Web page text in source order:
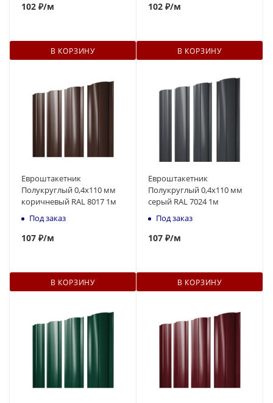
102 ₽/м
В КОРЗИНУ
102 ₽/м
В КОРЗИНУ
Евроштакетник
Полукруглый 0,4x110 мм
коричневый RAL 8017 1м
Под заказ
107 ₽/м
В КОРЗИНУ
Евроштакетник
Полукруглый 0,4x110 мм
серый RAL 7024 1м
Под заказ
107 ₽/м
В КОРЗИНУ